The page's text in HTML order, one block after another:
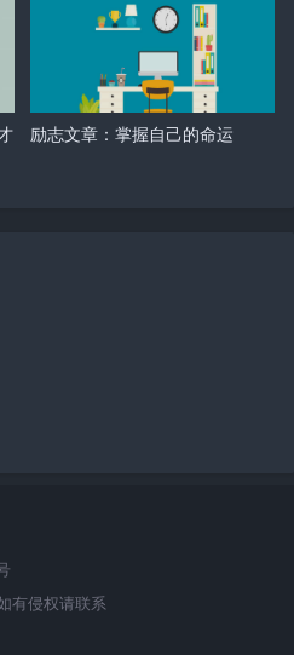
励志文章：掌握自己的命运
有侵权请联系